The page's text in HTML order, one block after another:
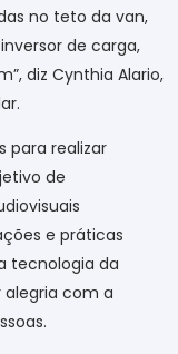
no teto da van,
de carga,
diz Cynthia Alario,
para realizar
de
e práticas
tecnologia da
com a